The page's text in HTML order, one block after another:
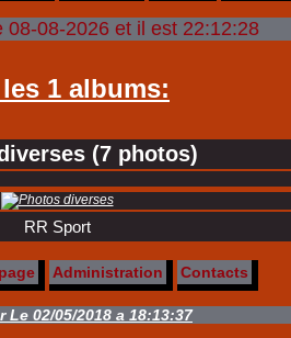
08-08-2026 et il est 22:12:28
1 albums:
(7 photos)
RR Sport
Administration Contacts
Le 02/05/2018 a 18:13:37